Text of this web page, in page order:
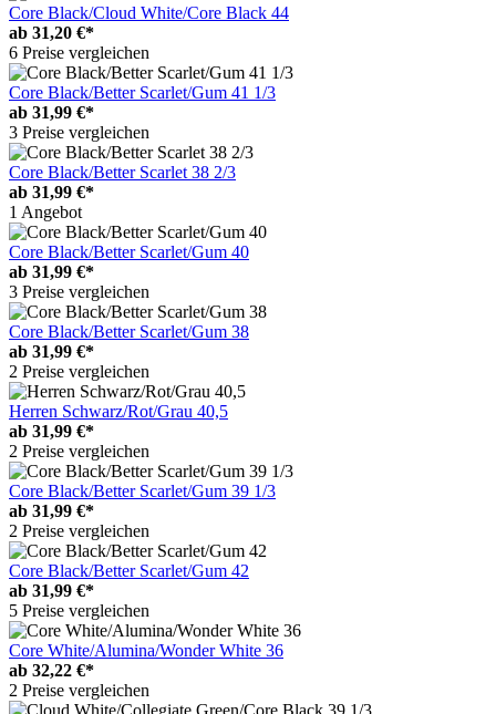
Core Black/Cloud White/Core Black 44
ab 31,20 €*
6 Preise vergleichen
Core Black/Better Scarlet/Gum 41 1/3
ab 31,99 €*
3 Preise vergleichen
Core Black/Better Scarlet 38 2/3
ab 31,99 €*
1 Angebot
Core Black/Better Scarlet/Gum 40
ab 31,99 €*
3 Preise vergleichen
Core Black/Better Scarlet/Gum 38
ab 31,99 €*
2 Preise vergleichen
Herren Schwarz/Rot/Grau 40,5
ab 31,99 €*
2 Preise vergleichen
Core Black/Better Scarlet/Gum 39 1/3
ab 31,99 €*
2 Preise vergleichen
Core Black/Better Scarlet/Gum 42
ab 31,99 €*
5 Preise vergleichen
Core White/Alumina/Wonder White 36
ab 32,22 €*
2 Preise vergleichen